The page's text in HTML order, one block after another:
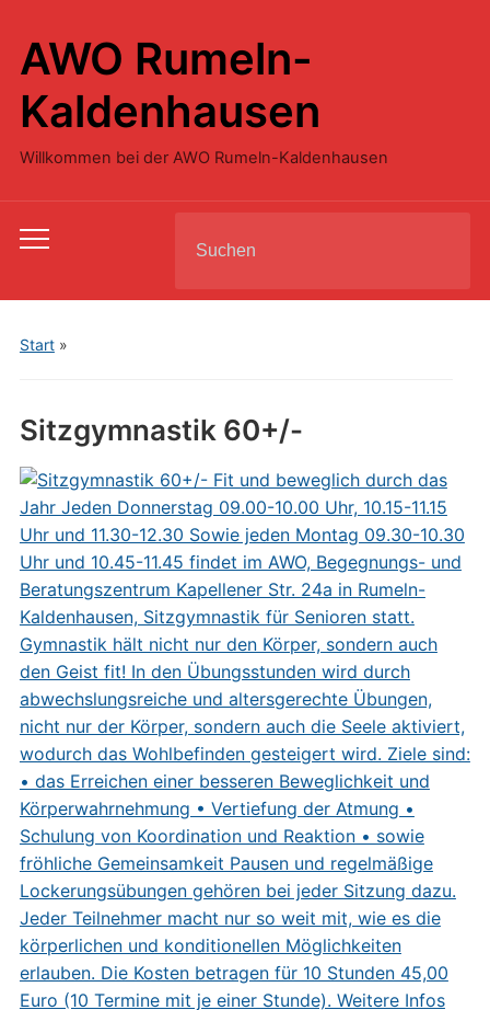
AWO Rumeln-
Kaldenhausen
Willkommen bei der AWO Rumeln-Kaldenhausen
Toggle
menu
for:
Start»
Sitzgymnastik 60+/-